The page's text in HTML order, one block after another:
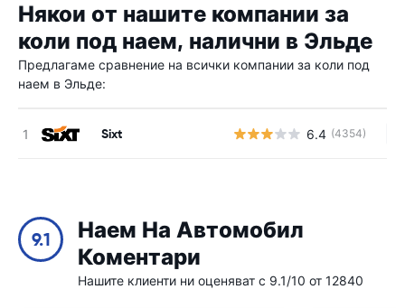
Някои от нашите компании за
коли под наем, налични в Эльде
Предлагаме сравнение на всички компании за коли под
наем в Эльде:
Sixt 6.4 (4354)
9.1
Наем На Автомобил
Коментари
Нашите клиенти ни оценяват с 9.1/10 от 12840